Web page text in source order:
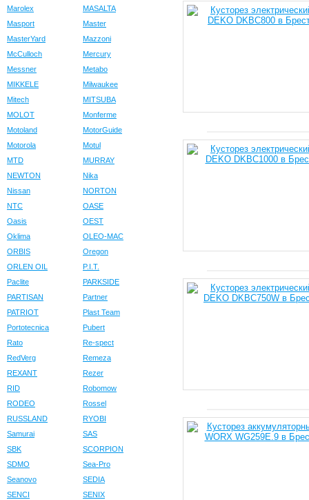
Marolex
MASALTA
Masport
Master
MasterYard
Mazzoni
McCulloch
Mercury
Messner
Metabo
MIKKELE
Milwaukee
Mitech
MITSUBA
MOLOT
Monferme
Motoland
MotorGuide
Motorola
Motul
MTD
MURRAY
NEWTON
Nika
Nissan
NORTON
NTC
OASE
Oasis
OEST
Oklima
OLEO-MAC
ORBIS
Oregon
ORLEN OIL
P.I.T.
Paclite
PARKSIDE
PARTISAN
Partner
PATRIOT
Plast Team
Portotecnica
Pubert
Rato
Re-spect
RedVerg
Remeza
REXANT
Rezer
RID
Robomow
RODEO
Rossel
RUSSLAND
RYOBI
Samurai
SAS
SBK
SCORPION
SDMO
Sea-Pro
Seanovo
SEDIA
SENCI
SENIX